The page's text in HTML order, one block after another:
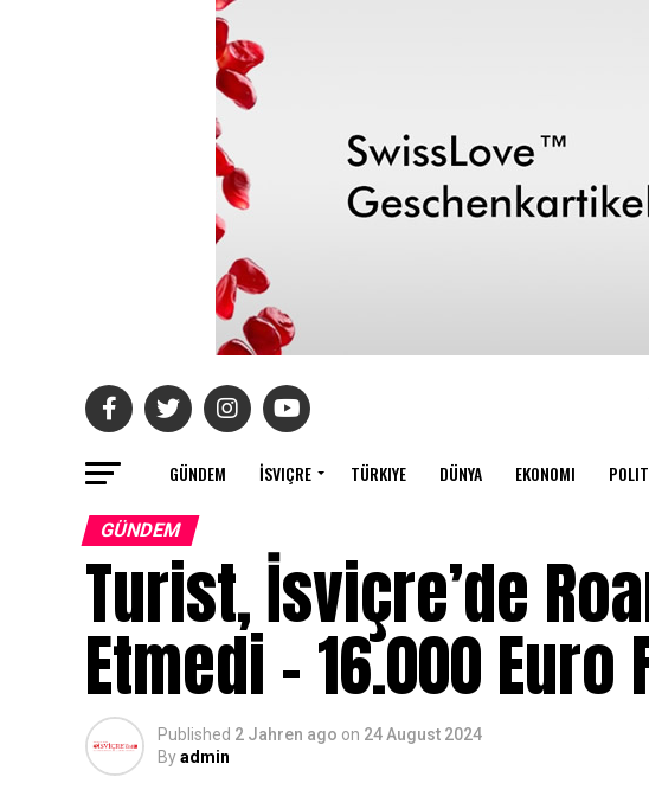
GÜNDEM İSVIÇRE TÜRKIYE DÜNYA EKONOMI
GÜNDEM
Turist, İsviçre’de
Etmedi – 16.000
Published 2 Jahren ago on 24 August 2024
Byadmin